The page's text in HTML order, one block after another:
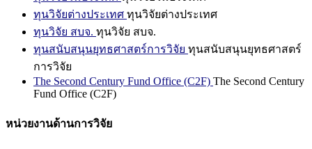
ทุนวิจัยต่างประเทศ ทุนวิจัยต่างประเทศ
ทุนวิจัย สบจ. ทุนวิจัย สบจ.
ทุนสนับสนุนยุทธศาสตร์การวิจัย ทุนสนับสนุนยุทธศาสตร์
การวิจัย
The Second Century Fund Office (C2F) The Second Century
Fund Office (C2F)
หน่วยงานด้านการวิจัย